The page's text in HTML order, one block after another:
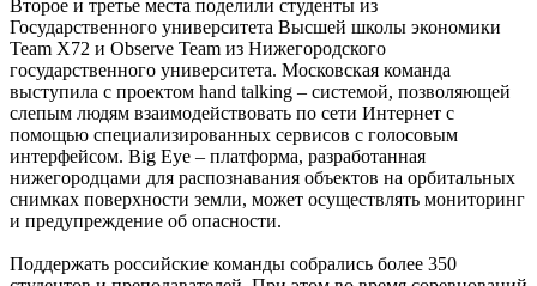
Второе и третье места поделили студенты из
Государственного университета Высшей школы экономики
Team X72 и Observe Team из Нижегородского
государственного университета. Московская команда
выступила с проектом hand talking – системой, позволяющей
слепым людям взаимодействовать по сети Интернет с
помощью специализированных сервисов с голосовым
интерфейсом. Big Eye – платформа, разработанная
нижегородцами для распознавания объектов на орбитальных
снимках поверхности земли, может осуществлять мониторинг
и предупреждение об опасности.
Поддержать российские команды собрались более 350